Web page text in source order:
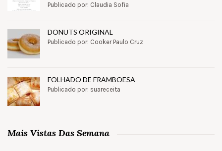
Publicado por: Claudia Sofia
DONUTS ORIGINAL
Publicado por: Cooker Paulo Cruz
FOLHADO DE FRAMBOESA
Publicado por: suareceita
Mais Vistas Das Semana